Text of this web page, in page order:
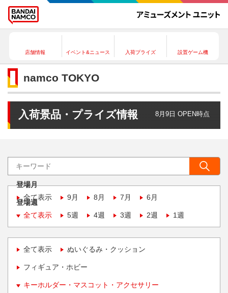
店舗情報 イベント&ニュース 入荷プライズ 設置ゲーム機
namco TOKYO
入荷景品・プライズ情報 8月9日 OPEN時点
登場月
全て表示
9月 8月 7月 6月
登場週
全て表示
5週 4週 3週 2週 1週
全て表示 ぬいぐるみ・クッション
フィギュア・ホビー
キーホルダー・マスコット・アクセサリー